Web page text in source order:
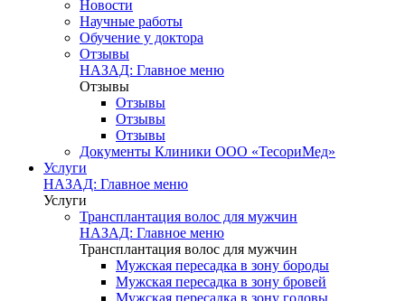
Новости
Научные работы
Обучение у доктора
Отзывы
НАЗАД: Главное меню
Отзывы
Отзывы
Отзывы
Отзывы
Документы Клиники ООО «ТесориМед»
Услуги
НАЗАД: Главное меню
Услуги
Трансплантация волос для мужчин
НАЗАД: Главное меню
Трансплантация волос для мужчин
Мужская пересадка в зону бороды
Мужская пересадка в зону бровей
Мужская пересадка в зону головы